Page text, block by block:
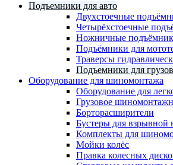
Подъемники для авто
Двухстоечные
Четырёхстоечные
Ножничные
Подъёмники для
Траверсы
Подъемники для
Оборудование для шиномонтажа
Оборудование для
Грузовое
Борторасширители
Бустеры для взрывной
Комплекты для
Мойки колёс
Правка колесных